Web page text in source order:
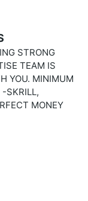
STRONG
TEAM IS
YOU. MINIMUM
SKRILL,
MONEY